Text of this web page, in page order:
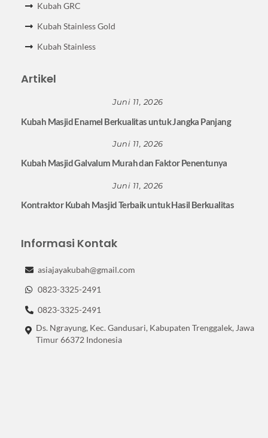
Kubah GRC
Kubah Stainless Gold
Kubah Stainless
Artikel
Juni 11, 2026
Kubah Masjid Enamel Berkualitas untuk Jangka Panjang
Juni 11, 2026
Kubah Masjid Galvalum Murah dan Faktor Penentunya
Juni 11, 2026
Kontraktor Kubah Masjid Terbaik untuk Hasil Berkualitas
Informasi Kontak
asiajayakubah@gmail.com
0823-3325-2491
0823-3325-2491
Ds. Ngrayung, Kec. Gandusari, Kabupaten Trenggalek, Jawa
Timur 66372 Indonesia